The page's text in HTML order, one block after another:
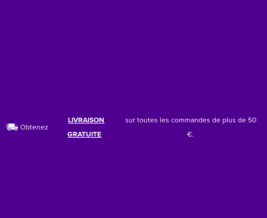
Obtenez
LIVRAISON
GRATUITE
sur toutes les commandes de plus de 50
€.